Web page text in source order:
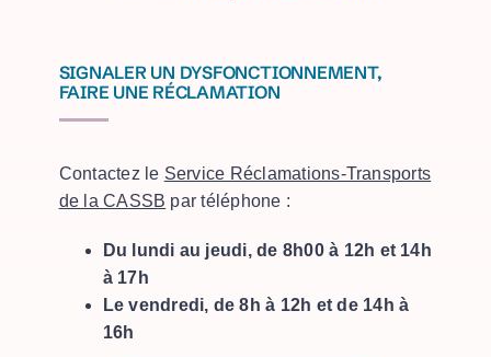
SIGNALER UN DYSFONCTIONNEMENT,
FAIRE UNE RÉCLAMATION
Contactez le Service Réclamations-Transports
de la CASSB par téléphone :
Du lundi au jeudi, de 8h00 à 12h et 14h
à 17h
Le vendredi, de 8h à 12h et de 14h à
16h